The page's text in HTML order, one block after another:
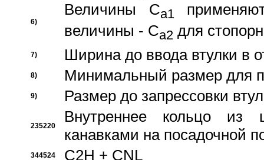
6)
Величины Ca1
величины - Ca2 для
7) Ширина до ввода втулки в
8) Минимальный размер для
9) Размер до запрессовки
235220
Внутреннее кольцо из
канавками на посадочной
344524 C2H + CNL